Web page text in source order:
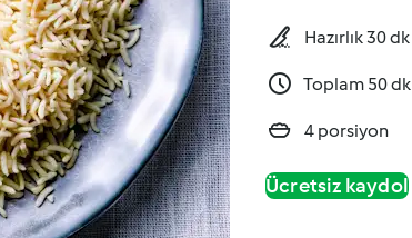
Hazırlık 30 dk
Toplam 50 dk
4 porsiyon
Ücretsiz kaydol